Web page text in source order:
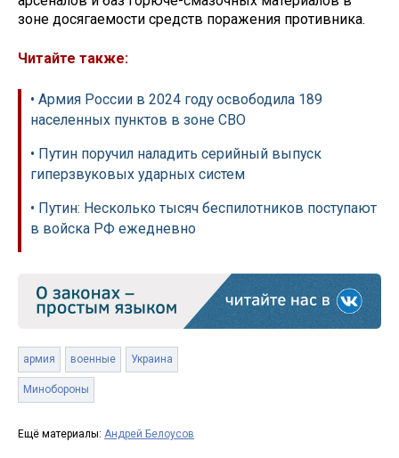
зоне досягаемости средств поражения противника.
Читайте также:
• Армия России в 2024 году освободила 189
населенных пунктов в зоне СВО
• Путин поручил наладить серийный выпуск
гиперзвуковых ударных систем
• Путин: Несколько тысяч беспилотников поступают
в войска РФ ежедневно
армия военные Украина
Минобороны
Ещё материалы: Андрей Белоусов